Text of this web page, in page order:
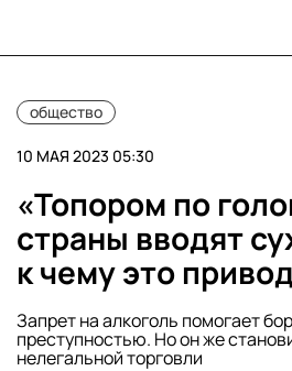
общество
10 МАЯ 2023 05:30
«Топором по
страны вводят
к чему это
Запрет на алкоголь помогает
преступностью. Но он же
нелегальной торговли